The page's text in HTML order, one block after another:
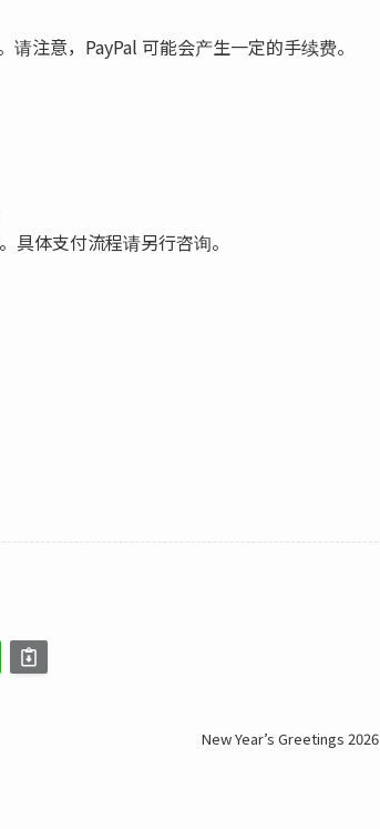
注意，PayPal 可能会产生一定的手续费。
体支付流程请另行咨询。
New Year’s Greetings 2026